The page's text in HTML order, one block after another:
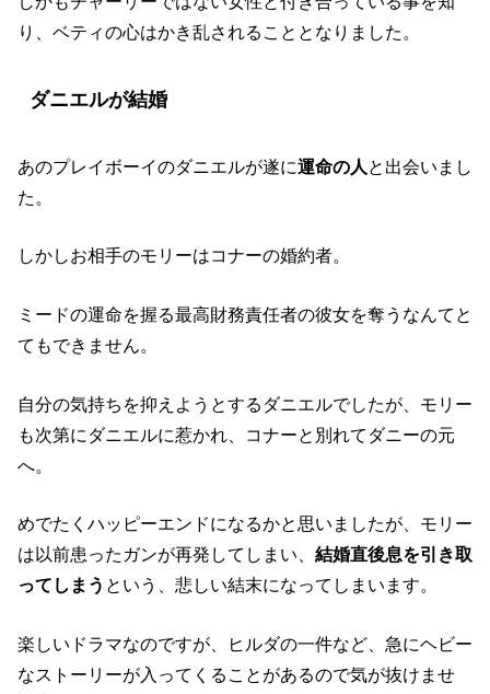
り、ベティの心はかき乱されることとなりました。
ダニエルが結婚
あのプレイボーイのダニエルが遂に運命の人 と出会いまし
た。
しかしお相手のモリーはコナーの婚約者。
ミードの運命を握る最高財務責任者の彼女を奪うなんてと
てもできません。
自分の気持ちを抑えようとするダニエルでしたが、モリー
も次第にダニエルに惹かれ、コナーと別れてダニーの元
へ。
めでたくハッピーエンドになるかと思いましたが、モリー
は以前患ったガンが再発してしまい、 結婚直後息を引き取
ってしまう という、悲しい結末になってしまいます。
楽しいドラマなのですが、ヒルダの一件など、急にヘビー
なストーリーが入ってくることがあるので気が抜けませ